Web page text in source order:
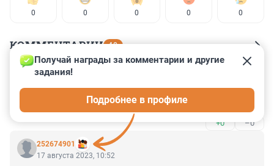
0 0 0 0 0
КОММЕНТАРИИ 40
Гость
Европа совсем отупела.
+0 –0
252674901
Получай награды за комментарии и другие
задания!
Подробнее в профиле
17 августа 2023, 10:52